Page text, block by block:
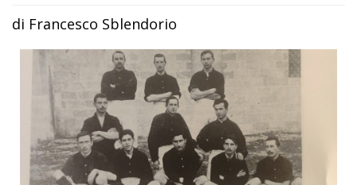
di Francesco Sblendorio